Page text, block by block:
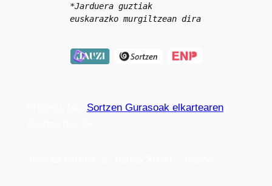
*Jarduera guztiak
euskarazko murgiltzean dira
Sortzen Gurasoak elkartearen